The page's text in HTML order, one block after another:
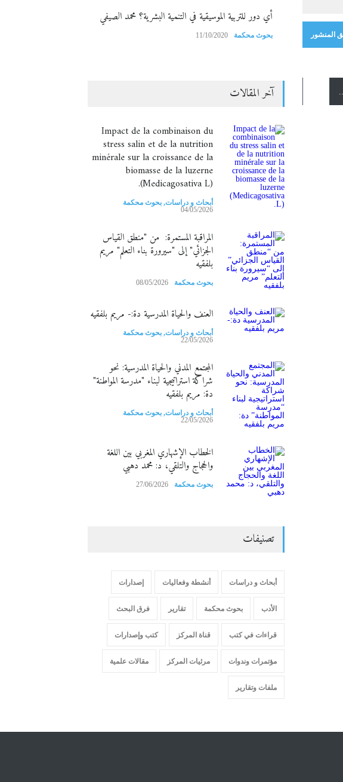
أي دور للتربية الموسيقية في التنمية البشرية؟ محمد الصيفي
بحوث محكمة 11/10/2020
آخر المقالات
Impact de la combinaison du
stress salin et de la nutrition
minérale sur la croissance de la
biomasse de la luzerne
(Medicagosativa L).
أبحاث و دراسات, بحوث محكمة
04/05/2026
المراقبة المستمرة: من "منطق القياس
الجزائي" إلى "سيرورة بناء التعلم" مريم
بلفقيه
بحوث محكمة 08/05/2026
العنف والحياة المدرسية دة:- مريم بلفقيه
أبحاث و دراسات, بحوث محكمة
22/05/2026
المجتمع المدني والحياة المدرسية: نحو
شراكة استراتيجية لبناء "مدرسة المواطنة"
دة: مريم بلفقيه
أبحاث و دراسات, بحوث محكمة
22/05/2026
الخطاب الإشهاري المغربي بين اللغة
والحجاج والتلقي، د: محمد دهبي
بحوث محكمة 27/06/2026
تصنيفات
أبحاث و دراسات أنشطة وفعاليات إصدارات
الأدب بحوث محكمة تقارير فرق البحث
قراءات في كتب قناة المركز كتب وإصدارات
مؤتمرات وندوات مرئيات المركز مقالات علمية
ملفات وتقارير